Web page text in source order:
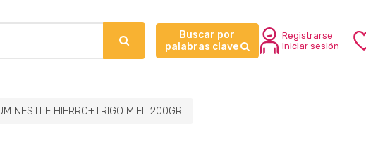
Buscar por
palabras clave
Registrarse
Iniciar sesión
NESTLE HIERRO+TRIGO MIEL 200GR